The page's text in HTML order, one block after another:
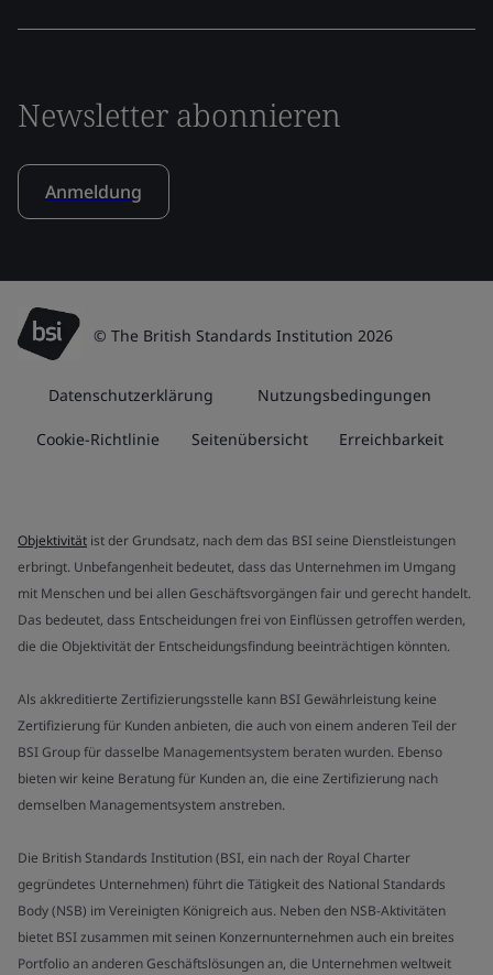
Newsletter abonnieren
Anmeldung
© The British Standards Institution 2026
Datenschutzerklärung Nutzungsbedingungen
Cookie-Richtlinie Seitenübersicht Erreichbarkeit
Objektivität ist der Grundsatz, nach dem das BSI seine Dienstleistungen
erbringt. Unbefangenheit bedeutet, dass das Unternehmen im Umgang
mit Menschen und bei allen Geschäftsvorgängen fair und gerecht handelt.
Das bedeutet, dass Entscheidungen frei von Einflüssen getroffen werden,
die die Objektivität der Entscheidungsfindung beeinträchtigen könnten.
Als akkreditierte Zertifizierungsstelle kann BSI Gewährleistung keine
Zertifizierung für Kunden anbieten, die auch von einem anderen Teil der
BSI Group für dasselbe Managementsystem beraten wurden. Ebenso
bieten wir keine Beratung für Kunden an, die eine Zertifizierung nach
demselben Managementsystem anstreben.
Die British Standards Institution (BSI, ein nach der Royal Charter
gegründetes Unternehmen) führt die Tätigkeit des National Standards
Body (NSB) im Vereinigten Königreich aus. Neben den NSB-Aktivitäten
bietet BSI zusammen mit seinen Konzernunternehmen auch ein breites
Portfolio an anderen Geschäftslösungen an, die Unternehmen weltweit